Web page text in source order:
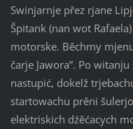
Swinjarnje přez rjane
Špitank (nan wot
motorske. Běchmy
čarje Jawora”. Po
nastupić, dokelž
startowachu prěni
elektriskich dźěćacych